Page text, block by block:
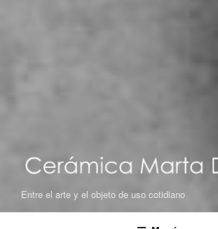
Entre el arte y el objeto de uso cotidiano